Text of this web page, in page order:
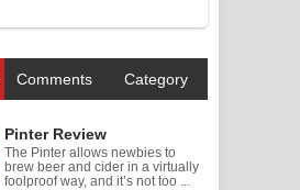
Comments Category
Pinter Review
The Pinter allows newbies to
brew beer and cider in a virtually
foolproof way, and it’s not too ...